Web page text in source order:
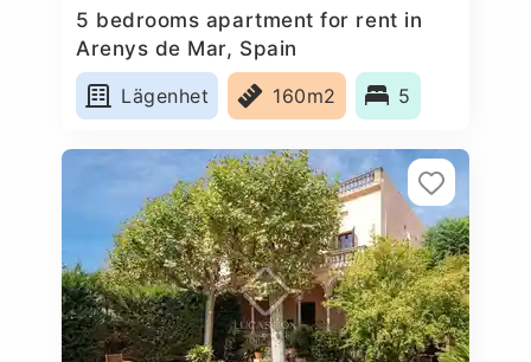
5 bedrooms apartment for rent in
Arenys de Mar, Spain
Lägenhet
160m2 5